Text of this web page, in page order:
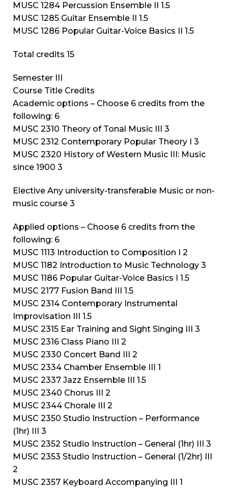
MUSC 1284 Percussion Ensemble II 1.5
MUSC 1285 Guitar Ensemble II 1.5
MUSC 1286 Popular Guitar-Voice Basics II 1.5
Total credits 15
Semester III
Course Title Credits
Academic options – Choose 6 credits from the
following: 6
MUSC 2310 Theory of Tonal Music III 3
MUSC 2312 Contemporary Popular Theory I 3
MUSC 2320 History of Western Music III: Music
since 1900 3
Elective Any university-transferable Music or non-
music course 3
Applied options – Choose 6 credits from the
following: 6
MUSC 1113 Introduction to Composition I 2
MUSC 1182 Introduction to Music Technology 3
MUSC 1186 Popular Guitar-Voice Basics I 1.5
MUSC 2177 Fusion Band III 1.5
MUSC 2314 Contemporary Instrumental
Improvisation III 1.5
MUSC 2315 Ear Training and Sight Singing III 3
MUSC 2316 Class Piano III 2
MUSC 2330 Concert Band III 2
MUSC 2334 Chamber Ensemble III 1
MUSC 2337 Jazz Ensemble III 1.5
MUSC 2340 Chorus III 2
MUSC 2344 Chorale III 2
MUSC 2350 Studio Instruction – Performance
(1hr) III 3
MUSC 2352 Studio Instruction – General (1hr) III 3
MUSC 2353 Studio Instruction – General (1/2hr) III
2
MUSC 2357 Keyboard Accompanying III 1